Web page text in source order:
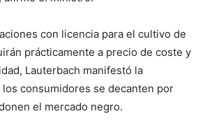
con licencia para el cultivo de
prácticamente a precio de coste y
Lauterbach manifestó la
consumidores se decanten por
el mercado negro.